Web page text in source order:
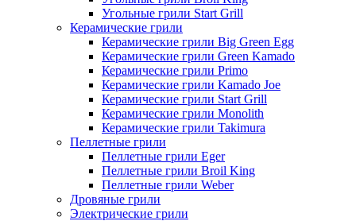
Угольные грили Start Grill
Керамические грили
Керамические грили Big Green Egg
Керамические грили Green Kamado
Керамические грили Primo
Керамические грили Kamado Joe
Керамические грили Start Grill
Керамические грили Monolith
Керамические грили Takimura
Пеллетные грили
Пеллетные грили Eger
Пеллетные грили Broil King
Пеллетные грили Weber
Дровяные грили
Электрические грили